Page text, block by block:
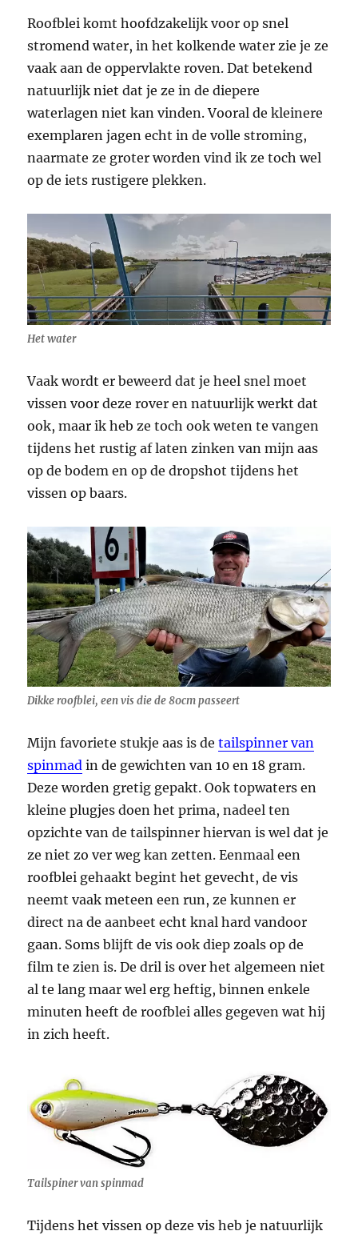
Roofblei komt hoofdzakelijk voor op snel
stromend water, in het kolkende water zie je ze
vaak aan de oppervlakte roven. Dat betekend
natuurlijk niet dat je ze in de diepere
waterlagen niet kan vinden. Vooral de kleinere
exemplaren jagen echt in de volle stroming,
naarmate ze groter worden vind ik ze toch wel
op de iets rustigere plekken.
Het water
Vaak wordt er beweerd dat je heel snel moet
vissen voor deze rover en natuurlijk werkt dat
ook, maar ik heb ze toch ook weten te vangen
tijdens het rustig af laten zinken van mijn aas
op de bodem en op de dropshot tijdens het
vissen op baars.
Dikke roofblei, een vis die de 80cm passeert
Mijn favoriete stukje aas is detailspinner van
spinmad in de gewichten van 10 en 18 gram.
Deze worden gretig gepakt. Ook topwaters en
kleine plugjes doen het prima, nadeel ten
opzichte van de tailspinner hiervan is wel dat je
ze niet zo ver weg kan zetten. Eenmaal een
roofblei gehaakt begint het gevecht, de vis
neemt vaak meteen een run, ze kunnen er
direct na de aanbeet echt knal hard vandoor
gaan. Soms blijft de vis ook diep zoals op de
film te zien is. De dril is over het algemeen niet
al te lang maar wel erg heftig, binnen enkele
minuten heeft de roofblei alles gegeven wat hij
in zich heeft.
Tailspiner van spinmad
Tijdens het vissen op deze vis heb je natuurlijk